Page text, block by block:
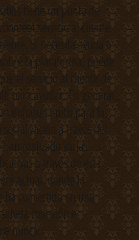
tiene un punto de
servicio al cliente
Si necesita ayuda o
la plataforma, puede
el servicio al cliente de
para ayudar. En general,
enfoque único para las
a través del
realizado varias
a través de esta
actual, donde la
ha convertido en una
conexión e
nunca.